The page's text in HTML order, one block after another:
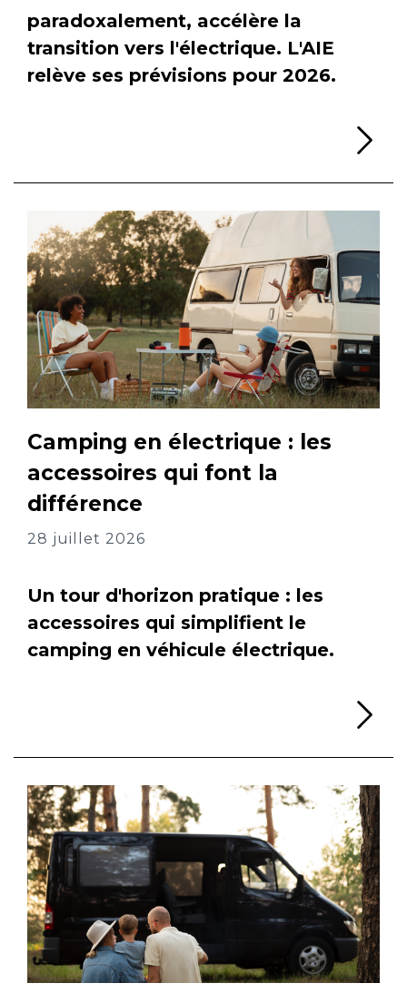
paradoxalement, accélère la
transition vers l'électrique. L'AIE
relève ses prévisions pour 2026.
Camping en électrique : les
accessoires qui font la
différence
28 juillet 2026
Un tour d'horizon pratique : les
accessoires qui simplifient le
camping en véhicule électrique.